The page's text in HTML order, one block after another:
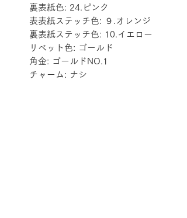
裏表紙色: 24.ピンク
表表紙ステッチ色: ９.オレンジ
裏表紙ステッチ色: 10.イエロー
リベット色: ゴールド
角金: ゴールドNO.1
チャーム: ナシ